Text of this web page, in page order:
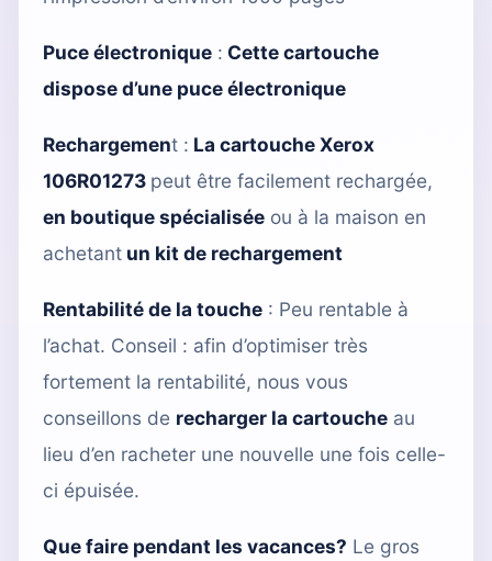
Puce électronique : Cette cartouche
dispose d’une puce électronique
Rechargement : La cartouche Xerox
106R01273 peut être facilement rechargée,
en boutique spécialisée ou à la maison en
achetant un kit de rechargement
Rentabilité de la touche : Peu rentable à
l’achat. Conseil : afin d’optimiser très
fortement la rentabilité, nous vous
conseillons de recharger la cartouche au
lieu d’en racheter une nouvelle une fois celle-
ci épuisée.
Que faire pendant les vacances? Le gros